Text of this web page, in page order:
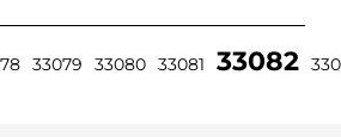
33079 33080 33081 33082